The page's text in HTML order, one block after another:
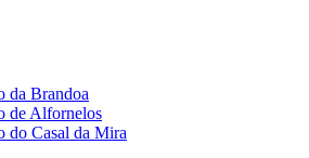
da Brandoa
de Alfornelos
do Casal da Mira